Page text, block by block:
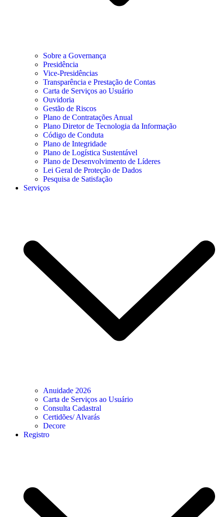
Sobre a Governança
Presidência
Vice-Presidências
Transparência e Prestação de Contas
Carta de Serviços ao Usuário
Ouvidoria
Gestão de Riscos
Plano de Contratações Anual
Plano Diretor de Tecnologia da Informação
Código de Conduta
Plano de Integridade
Plano de Logística Sustentável
Plano de Desenvolvimento de Líderes
Lei Geral de Proteção de Dados
Pesquisa de Satisfação
Serviços
Anuidade 2026
Carta de Serviços ao Usuário
Consulta Cadastral
Certidões/ Alvarás
Decore
Registro